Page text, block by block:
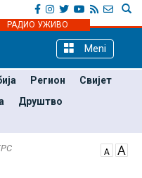
РАДИО УЖИВО
Meni
Регион
Свијет
Друштво